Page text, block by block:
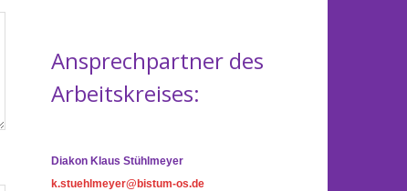
Ansprechpartner des
Arbeitskreises:
Diakon Klaus Stühlmeyer
k.stuehlmeyer@bistum-os.de